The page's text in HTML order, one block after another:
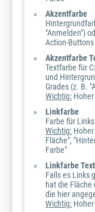
Akzentfarbe
"Anmelden")
Action-
Akzentfarbe
Textfarbe für
und
Grades (z. B.
Wichtig:
Linkfarbe
Farbe für
Wichtig:
Fläche",
Farbe"
Linkfarbe Text
Falls es Links
hat die Fläche
die hier
Wichtig: